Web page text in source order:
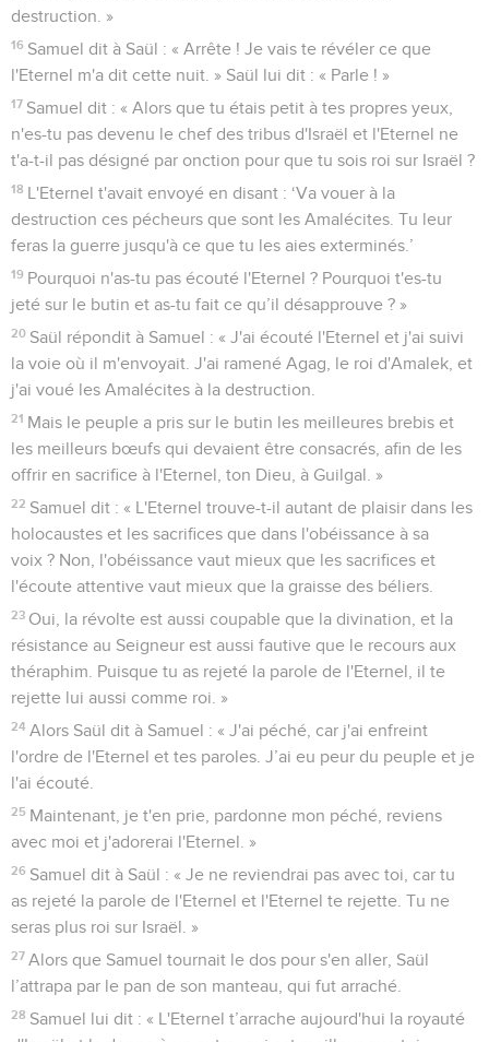
destruction. »
16 Samuel dit à Saül : « Arrête ! Je vais te révéler ce que
l'Eternel m'a dit cette nuit. » Saül lui dit : « Parle ! »
17 Samuel dit : « Alors que tu étais petit à tes propres yeux,
n'es-tu pas devenu le chef des tribus d'Israël et l'Eternel ne
t'a-t-il pas désigné par onction pour que tu sois roi sur Israël ?
18 L'Eternel t'avait envoyé en disant : ‘Va vouer à la
destruction ces pécheurs que sont les Amalécites. Tu leur
feras la guerre jusqu'à ce que tu les aies exterminés.’
19 Pourquoi n'as-tu pas écouté l'Eternel ? Pourquoi t'es-tu
jeté sur le butin et as-tu fait ce qu’il désapprouve ? »
20 Saül répondit à Samuel : « J'ai écouté l'Eternel et j'ai suivi
la voie où il m'envoyait. J'ai ramené Agag, le roi d'Amalek, et
j'ai voué les Amalécites à la destruction.
21 Mais le peuple a pris sur le butin les meilleures brebis et
les meilleurs bœufs qui devaient être consacrés, afin de les
offrir en sacrifice à l'Eternel, ton Dieu, à Guilgal. »
22 Samuel dit : « L'Eternel trouve-t-il autant de plaisir dans les
holocaustes et les sacrifices que dans l'obéissance à sa
voix ? Non, l'obéissance vaut mieux que les sacrifices et
l'écoute attentive vaut mieux que la graisse des béliers.
23 Oui, la révolte est aussi coupable que la divination, et la
résistance au Seigneur est aussi fautive que le recours aux
théraphim. Puisque tu as rejeté la parole de l'Eternel, il te
rejette lui aussi comme roi. »
24 Alors Saül dit à Samuel : « J'ai péché, car j'ai enfreint
l'ordre de l'Eternel et tes paroles. J’ai eu peur du peuple et je
l'ai écouté.
25 Maintenant, je t'en prie, pardonne mon péché, reviens
avec moi et j'adorerai l'Eternel. »
26 Samuel dit à Saül : « Je ne reviendrai pas avec toi, car tu
as rejeté la parole de l'Eternel et l'Eternel te rejette. Tu ne
seras plus roi sur Israël. »
27 Alors que Samuel tournait le dos pour s'en aller, Saül
l’attrapa par le pan de son manteau, qui fut arraché.
28 Samuel lui dit : « L'Eternel t’arrache aujourd'hui la royauté